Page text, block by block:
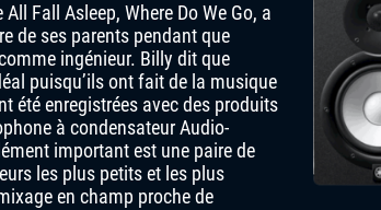
Fall Asleep, Where Do We Go, a
de ses parents pendant que
ingénieur. Billy dit que
puisqu’ils ont fait de la musique
été enregistrées avec des produits
à condensateur Audio-
important est une paire de
les plus petits et les plus
en champ proche de